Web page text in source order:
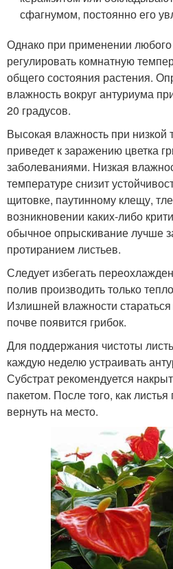
сфагнумом, постоянно его
Однако при применении
регулировать комнатную
общего состояния растения.
влажность вокруг антуриума
20 градусов.
Высокая влажность при низкой
приведет к заражению цветка
заболеваниями. Низкая
температуре снизит
щитовке, паутинному клещу,
возникновении каких-либо
обычное опрыскивание лучше
протиранием листьев.
Следует избегать
полив производить только
Излишней влажности
почве появится грибок.
Для поддержания чистоты
каждую неделю устраивать
Субстрат рекомендуется
пакетом. После того, как
вернуть на место.